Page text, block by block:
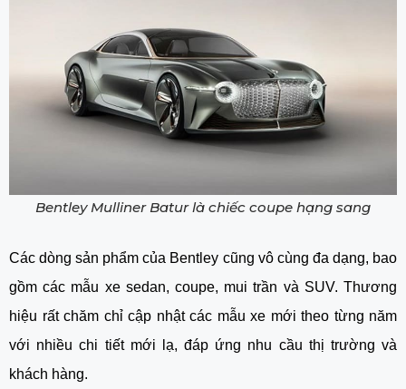
Bentley Mulliner Batur là chiếc coupe hạng sang
Các dòng sản phẩm của Bentley cũng vô cùng đa dạng, bao
gồm các mẫu xe sedan, coupe, mui trần và SUV. Thương
hiệu rất chăm chỉ cập nhật các mẫu xe mới theo từng năm
với nhiều chi tiết mới lạ, đáp ứng nhu cầu thị trường và
khách hàng.